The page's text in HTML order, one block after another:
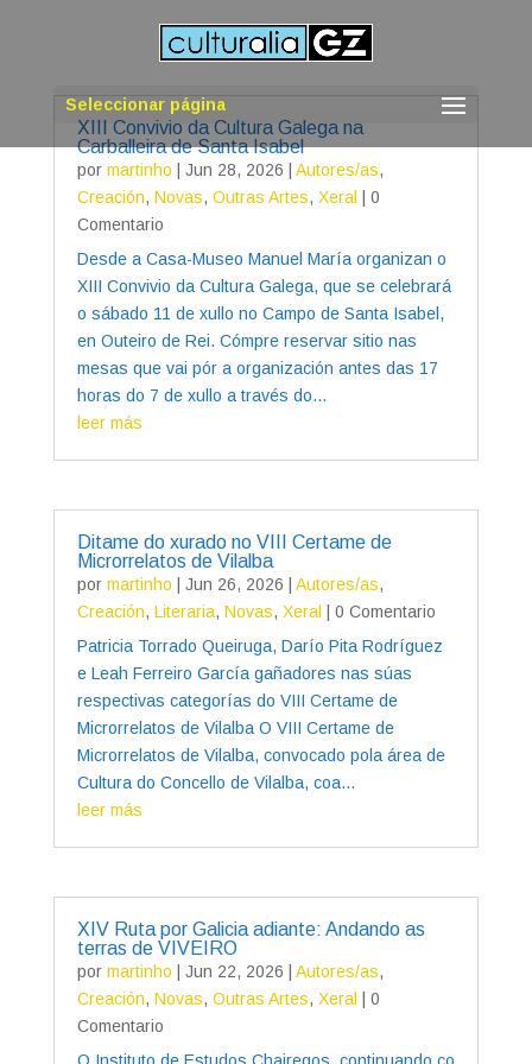
Seleccionar página
XIII Convivio da Cultura Galega na
Carballeira de Santa Isabel
por martinho Jun 28, 2026 Autores/as,
Creación, Novas, Outras Artes, Xeral
| 0
Comentario
Desde a Casa-Museo Manuel María organizan o
XIII Convivio da Cultura Galega, que se celebrará
o sábado 11 de xullo no Campo de Santa Isabel,
en Outeiro de Rei. Cómpre reservar sitio nas
mesas que vai pór a organización antes das 17
horas do 7 de xullo a través do...
leer más
Ditame do xurado no VIII Certame de
Microrrelatos de Vilalba
por martinho Jun 26, 2026 Autores/as,
Creación, Literaria, Novas, Xeral
| 0 Comentario
Patricia Torrado Queiruga, Darío Pita Rodríguez
e Leah Ferreiro García gañadores nas súas
respectivas categorías do VIII Certame de
Microrrelatos de Vilalba O VIII Certame de
Microrrelatos de Vilalba, convocado pola área de
Cultura do Concello de Vilalba, coa...
leer más
XIV Ruta por Galicia adiante: Andando as
terras de VIVEIRO
por martinho Jun 22, 2026 Autores/as,
Creación, Novas, Outras Artes, Xeral
| 0
Comentario